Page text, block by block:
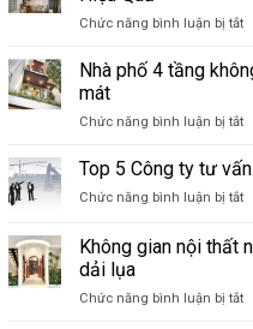
Chức năng bình luận bị tắt
Nhà phố 4 tầng
mát
Chức năng bình luận bị tắt
Top 5 Công ty tư
Chức năng bình luận bị tắt
Không gian nội thất
dải lụa
Chức năng bình luận bị tắt